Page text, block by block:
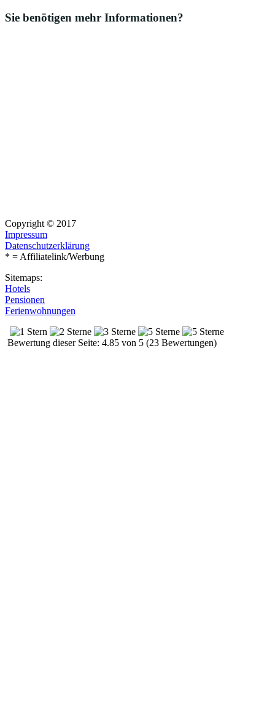
Sie benötigen mehr Informationen?
Copyright © 2017
Impressum
Datenschutzerklärung
* = Affiliatelink/Werbung
Sitemaps:
Hotels
Pensionen
Ferienwohnungen
Bewertung dieser Seite: 4.85 von 5 (23 Bewertungen)